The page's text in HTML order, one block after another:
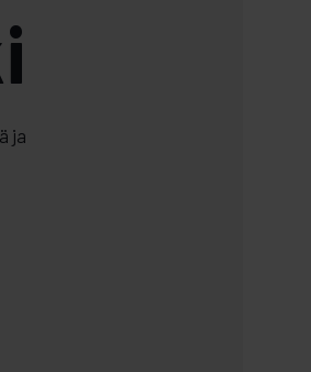
ja